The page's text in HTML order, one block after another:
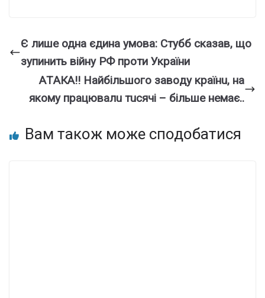
Є лише одна єдина умова: Стубб сказав, що
зупинить війну РФ проти України
AТAКA‼ Нaйбiльшoгo зaвoдy кpaїнu, нa
якoмy пpaцювaлu тucячi – бiльшe нeмaє..
Вам також може сподобатися